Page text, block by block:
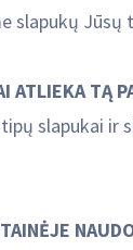
slapukų
ATLIEKA TĄ
slapukai ir